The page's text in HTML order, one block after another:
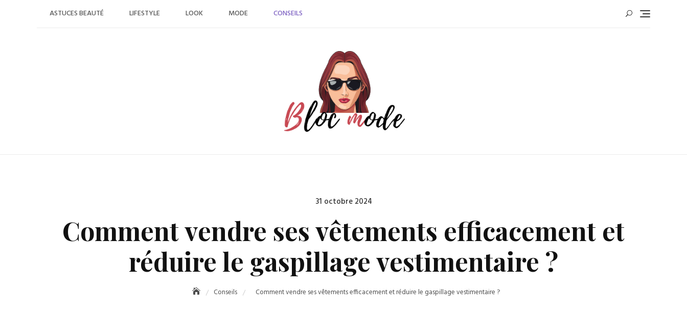
ASTUCES BEAUTÉ LIFESTYLE LOOK MODE CONSEILS
Posted
31 octobre 2024
Comment vendre ses vêtements efficacement et
réduire le gaspillage vestimentaire ?
Conseils Comment vendre ses vêtements efficacement et réduire le gaspillage vestimentaire ?